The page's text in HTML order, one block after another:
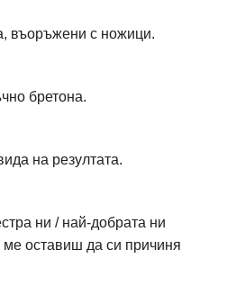
въоръжени с ножици.
бретона.
на резултата.
ни / най-добрата ни
оставиш да си причиня